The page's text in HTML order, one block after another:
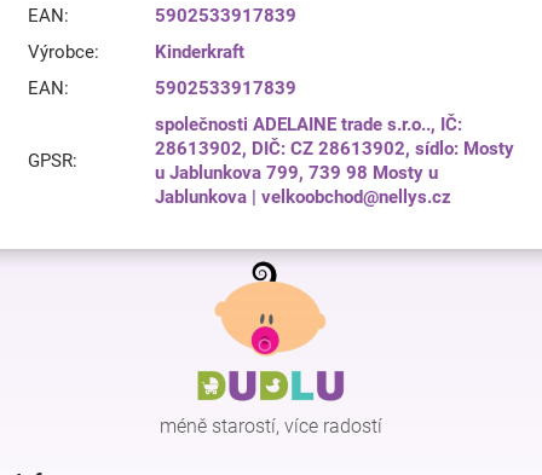
EAN:
5902533917839
Výrobce:
Kinderkraft
EAN: 5902533917839
GPSR:
společnosti ADELAINE trade s.r.o.., IČ:
28613902, DIČ: CZ 28613902, sídlo: Mosty
u Jablunkova 799, 739 98 Mosty u
Jablunkova | velkoobchod@nellys.cz
Z
méně starostí, více radostí